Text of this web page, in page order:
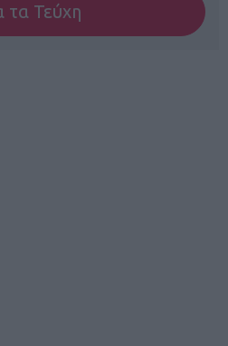
τα Τεύχη